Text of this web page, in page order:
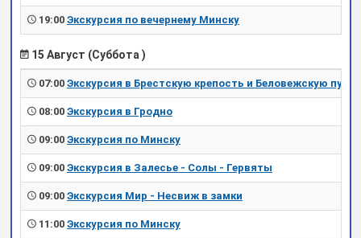
19:00 Экскурсия по вечернему Минску
15 Август (Суббота )
07:00 Экскурсия в Брестскую крепость и Беловежскую пущу
08:00 Экскурсия в Гродно
09:00 Экскурсия по Минску
09:00 Экскурсия в Залесье - Солы - Гервяты
09:00 Экскурсия Мир - Несвиж в замки
11:00 Экскурсия по Минску